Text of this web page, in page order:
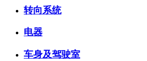
转向系统
电器
车身及驾驶室